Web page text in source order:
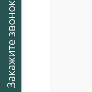
Закажите звонок